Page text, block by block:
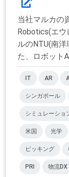
当社マルカの
Robotics(エウ
ルのNTU(南
た、ロボット
IT AR
シンガポール
シミュレーショ
米国 光学
ピッキング
PRI 物流DX